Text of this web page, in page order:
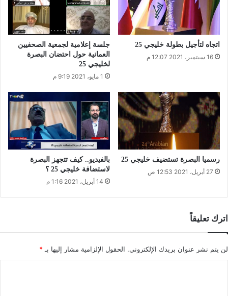
اتجاه لتأجيل بطولة خليجي 25
16 سبتمبر، 2021 12:07 م
جلسة إعلامية لجمعية الصحفيين
العمانية حول احتضان البصرة
لخليجي 25
1 مايو، 2021 9:19 م
رسميا البصرة تستضيف خليجي 25
27 أبريل، 2021 12:53 ص
بالفيديو.. كيف تتجهز البصرة
لاستضافة خليجي 25 ؟
14 أبريل، 2021 1:16 م
اترك تعليقاً
لن يتم نشر عنوان بريدك الإلكتروني. الحقول الإلزامية مشار إليها بـ *